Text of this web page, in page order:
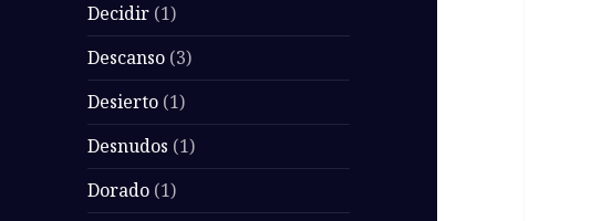
Decidir (1)
Descanso (3)
Desierto (1)
Desnudos (1)
Dorado (1)